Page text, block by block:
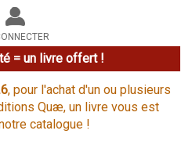
le
site
= un livre offert !
, pour l'achat d'un ou plusieurs
Quæ, un livre vous est
catalogue !